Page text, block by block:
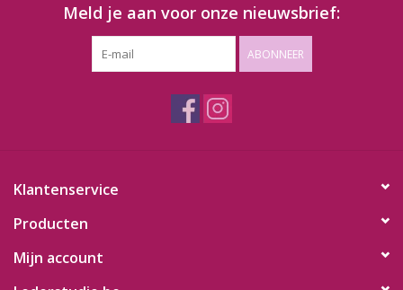
Meld je aan voor onze nieuwsbrief:
ABONNEER
Klantenservice
Producten
Mijn account